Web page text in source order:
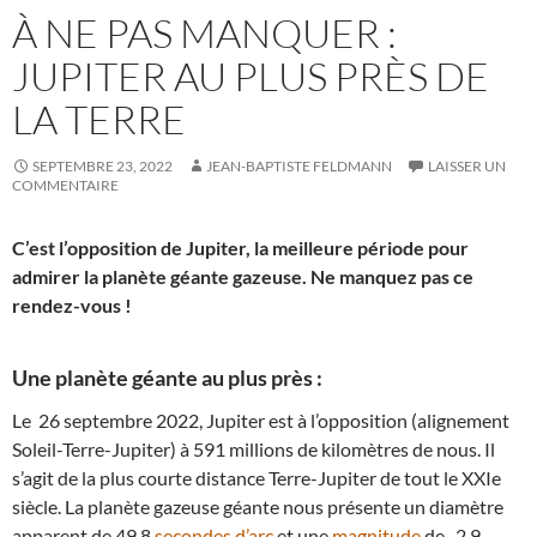
À NE PAS MANQUER :
JUPITER AU PLUS PRÈS DE
LA TERRE
SEPTEMBRE 23, 2022 JEAN-BAPTISTE FELDMANN
LAISSER UN
COMMENTAIRE
C’est l’opposition de Jupiter, la meilleure période pour
admirer la planète géante gazeuse. Ne manquez pas ce
rendez-vous !
Une planète géante au plus près :
Le 26 septembre 2022, Jupiter est à l’opposition (alignement
Soleil-Terre-Jupiter) à 591 millions de kilomètres de nous. Il
s’agit de la plus courte distance Terre-Jupiter de tout le XXIe
siècle. La planète gazeuse géante nous présente un diamètre